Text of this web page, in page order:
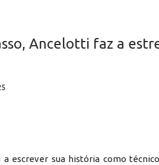
Ancelotti faz a
escrever sua história como